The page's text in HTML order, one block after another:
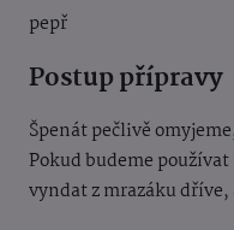
pepř
Postup přípravy
Špenát pečlivě
Pokud budeme
vyndat z mrazáku